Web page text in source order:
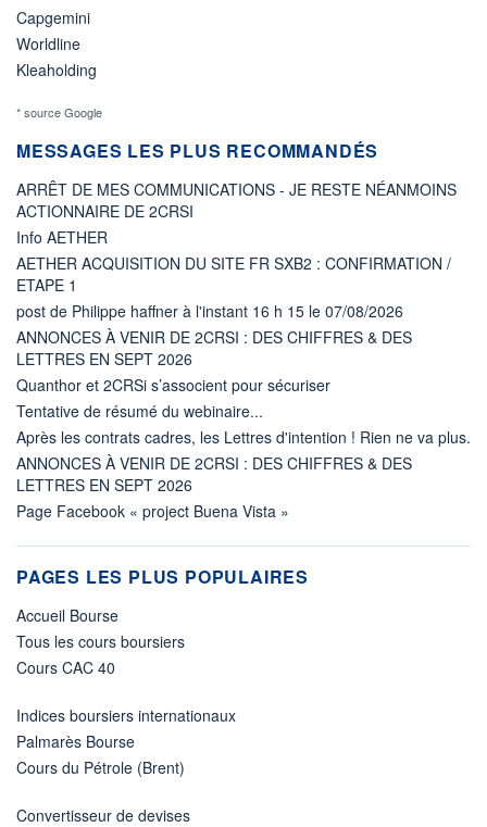
Capgemini
Worldline
Kleaholding
* source Google
MESSAGES LES PLUS RECOMMANDÉS
ARRÊT DE MES COMMUNICATIONS - JE RESTE NÉANMOINS
ACTIONNAIRE DE 2CRSI
Info AETHER
AETHER ACQUISITION DU SITE FR SXB2 : CONFIRMATION /
ETAPE 1
post de Philippe haffner à l'instant 16 h 15 le 07/08/2026
ANNONCES À VENIR DE 2CRSI : DES CHIFFRES & DES
LETTRES EN SEPT 2026
Quanthor et 2CRSi s’associent pour sécuriser
Tentative de résumé du webinaire...
Après les contrats cadres, les Lettres d'intention ! Rien ne va plus.
ANNONCES À VENIR DE 2CRSI : DES CHIFFRES & DES
LETTRES EN SEPT 2026
Page Facebook « project Buena Vista »
PAGES LES PLUS POPULAIRES
Accueil Bourse
Tous les cours boursiers
Cours CAC 40
Indices boursiers internationaux
Palmarès Bourse
Cours du Pétrole (Brent)
Convertisseur de devises